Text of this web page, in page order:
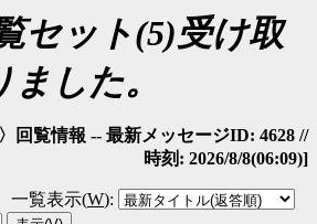
セット(5)受け取
ました。
回覧情報 -- 最新メッセージID: 4628 //
時刻: 2026/8/8(06:09)]
一覧表示(W):